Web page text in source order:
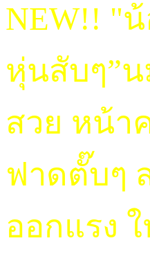
NEW!! "น้
หุ่นสับๆ”
สวย หน้า
ฟาดตั๊บๆ
ออกแรง